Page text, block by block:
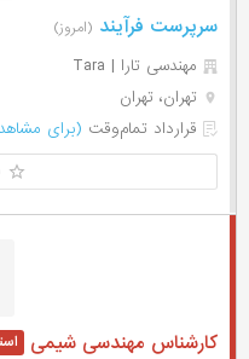
سرپرست فرآیند (امروز)
مهندسی تارا | Tara
تهران، تهران
قرارداد تمام‌وقت (برای
کارشناس مهندسی شیمی